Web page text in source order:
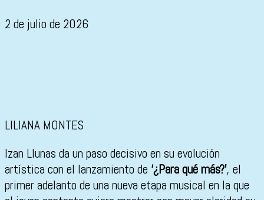
2 de julio de 2026
LILIANA MONTES
Izan Llunas da un paso decisivo en su evolución
artística con el lanzamiento de ‘¿Para qué más?’, el
primer adelanto de una nueva etapa musical en la que